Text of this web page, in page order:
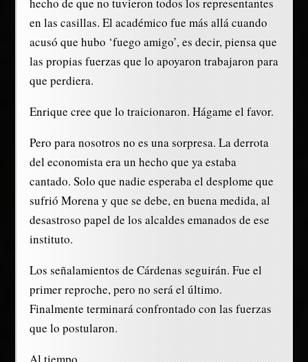
en las casillas. El académico fue más allá cuando
acusó que hubo ‘fuego amigo’, es decir, piensa que
las propias fuerzas que lo apoyaron trabajaron para
que perdiera.
Enrique cree que lo traicionaron. Hágame el favor.
Pero para nosotros no es una sorpresa. La derrota
del economista era un hecho que ya estaba
cantado. Solo que nadie esperaba el desplome que
sufrió Morena y que se debe, en buena medida, al
desastroso papel de los alcaldes emanados de ese
instituto.
Los señalamientos de Cárdenas seguirán. Fue el
primer reproche, pero no será el último.
Finalmente terminará confrontado con las fuerzas
que lo postularon.
Al tiempo.